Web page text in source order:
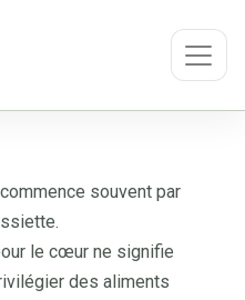
souvent par
le cœur ne signifie
des aliments